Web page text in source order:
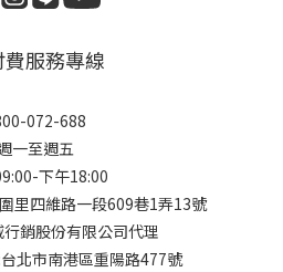
費服務專線
072-688
一至週五
下午18:00
里四維路一段609巷1弄13號
銷股份有限公司代理
北市南港區重陽路477號